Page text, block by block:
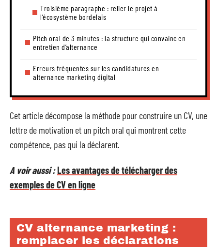
Troisième paragraphe : relier le projet à
l’écosystème bordelais
Pitch oral de 3 minutes : la structure qui convainc en
entretien d’alternance
Erreurs fréquentes sur les candidatures en
alternance marketing digital
Cet article décompose la méthode pour construire un CV, une
lettre de motivation et un pitch oral qui montrent cette
compétence, pas qui la déclarent.
A voir aussi :Les avantages de télécharger des
exemples de CV en ligne
CV alternance marketing :
remplacer les déclarations